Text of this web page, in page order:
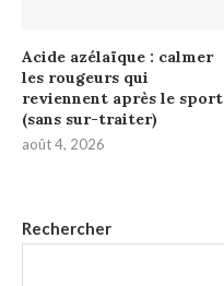
Rechercher
Acide azélaïque : calmer
les rougeurs qui
reviennent après le sport
(sans sur-traiter)
août 4, 2026